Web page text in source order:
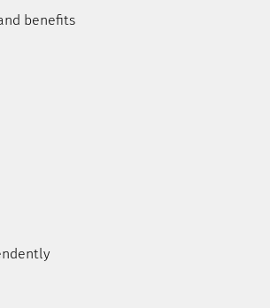
benefits